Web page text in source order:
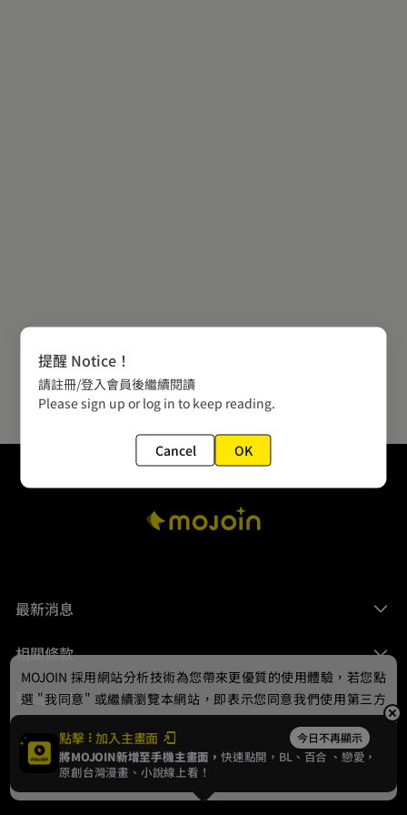
最新消息
相關條款
聯絡我們
© 2024 gamania Digital Entertainment Co., Ltd.
點擊 加入主畫面 今日不再顯示
將MOJOIN新增至手機主畫面，快速點開，BL、 百合 、戀愛，
原創台灣漫畫、小說線上看！
MOJOIN 採用網站分析技術為您帶來更優質的使用體驗，若您點
選 "我同意" 或繼續瀏覽本網站，即表示您同意我們使用第三方
Cookie，欲瞭解更多資訊請見隱私權政策。
我同意
提醒 Notice！
請註冊/登入會員後繼續閱讀
Please sign up or log in to keep reading.
Cancel OK